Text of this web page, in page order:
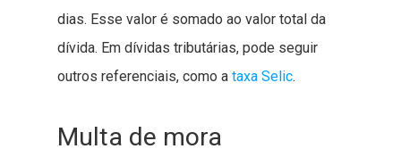
dias. Esse valor é somado ao valor total da
dívida. Em dívidas tributárias, pode seguir
outros referenciais, como a taxa Selic.
Multa de mora